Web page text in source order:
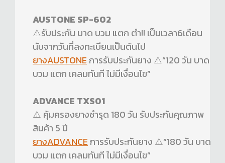
AUSTONE SP-602
⚠️รับประกัน บาด บวม แตก ตำ!! เป็นเวลา6เดือน
นับจากวันที่ลงทะเบียนเป็นต้นไป
ยางAUSTONEการรับประกันยาง ⚠️“120 วัน บาด
บวม แตก เคลมทันที ไม่มีเงื่อนไข”
ADVANCE TXS01
⚠️ คุ้มครองยางชำรุด 180 วัน รับประกันคุณภาพ
สินค้า 5 ปี
ยางADVANCEการรับประกันยาง ⚠️“180 วัน บาด
บวม แตก เคลมทันที ไม่มีเงื่อนไข”